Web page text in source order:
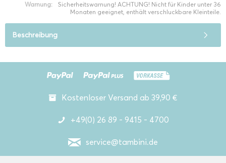
Warnung:
Sicherheitswarnung! ACHTUNG! Nicht für Kinder unter 36
Monaten geeignet, enthält verschluckbare Kleinteile.
Beschreibung
Kostenloser Versand ab 39,90 €
+49(0) 26 89 - 9415 - 4700
service@tambini.de